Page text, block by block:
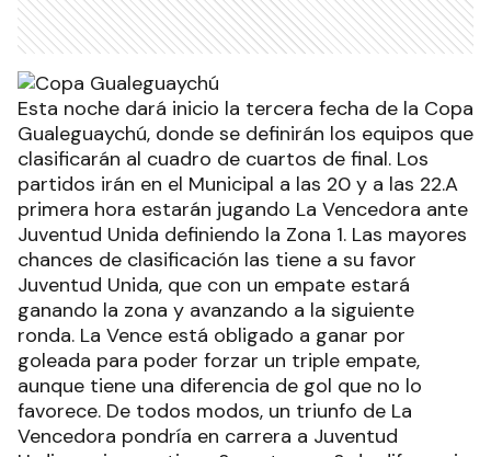
Esta noche dará inicio la tercera fecha de la Copa
Gualeguaychú, donde se definirán los equipos que
clasificarán al cuadro de cuartos de final. Los
partidos irán en el Municipal a las 20 y a las 22.A
primera hora estarán jugando La Vencedora ante
Juventud Unida definiendo la Zona 1. Las mayores
chances de clasificación las tiene a su favor
Juventud Unida, que con un empate estará
ganando la zona y avanzando a la siguiente
ronda. La Vence está obligado a ganar por
goleada para poder forzar un triple empate,
aunque tiene una diferencia de gol que no lo
favorece. De todos modos, un triunfo de La
Vencedora pondría en carrera a Juventud